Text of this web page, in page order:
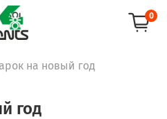
0
на новый год
год